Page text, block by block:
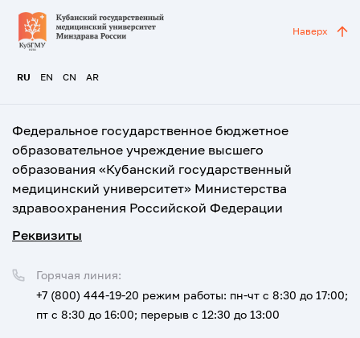
RU EN CN AR
Наверх
Федеральное государственное бюджетное
образовательное учреждение высшего
образования «Кубанский государственный
медицинский университет» Министерства
здравоохранения Российской Федерации
Реквизиты
Горячая линия:
+7 (800) 444-19-20 режим работы: пн-чт с 8:30 до 17:00;
пт с 8:30 до 16:00; перерыв с 12:30 до 13:00